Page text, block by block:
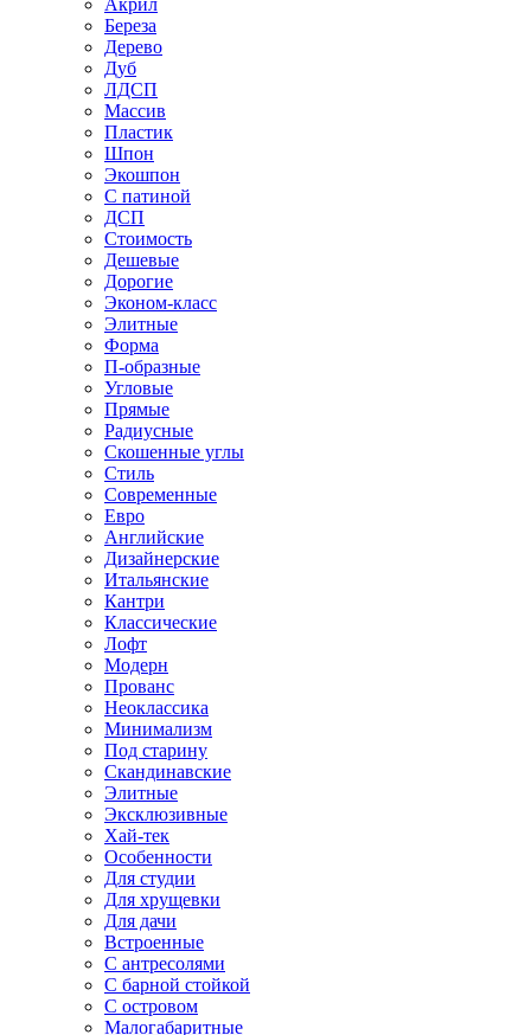
Акрил
Береза
Дерево
Дуб
ЛДСП
Массив
Пластик
Шпон
Экошпон
С патиной
ДСП
Стоимость
Дешевые
Дорогие
Эконом-класс
Элитные
Форма
П-образные
Угловые
Прямые
Радиусные
Скошенные углы
Стиль
Современные
Евро
Английские
Дизайнерские
Итальянские
Кантри
Классические
Лофт
Модерн
Прованс
Неоклассика
Минимализм
Под старину
Скандинавские
Элитные
Эксклюзивные
Хай-тек
Особенности
Для студии
Для хрущевки
Для дачи
Встроенные
С антресолями
С барной стойкой
С островом
Малогабаритные